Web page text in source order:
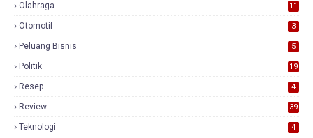
Olahraga 11
Otomotif 3
Peluang Bisnis 5
Politik 19
Resep 4
Review
39
Teknologi 4